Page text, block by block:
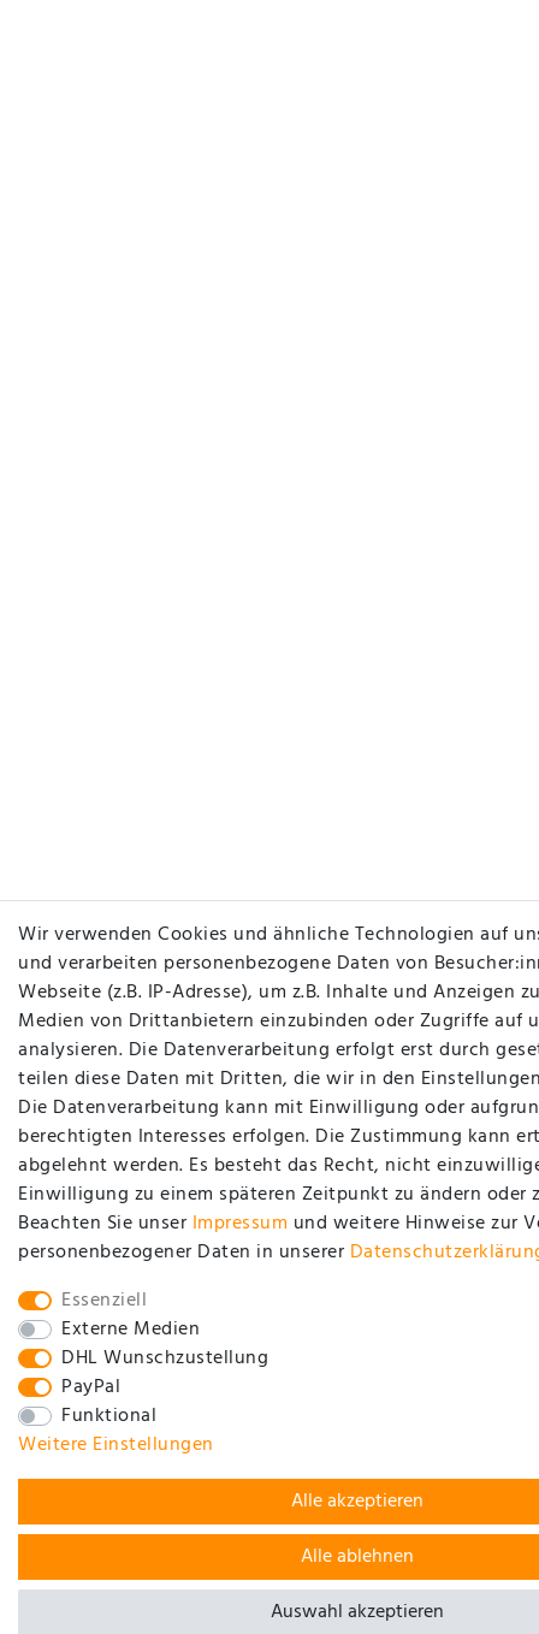
Wir verwenden Cookies und ähnliche Technologien auf
und verarbeiten personenbezogene Daten von
Webseite (z.B. IP-Adresse), um z.B. Inhalte und Anzeigen
Medien von Drittanbietern einzubinden oder Zugriffe auf
analysieren. Die Datenverarbeitung erfolgt erst durch
teilen diese Daten mit Dritten, die wir in den
Die Datenverarbeitung kann mit Einwilligung oder
berechtigten Interesses erfolgen. Die Zustimmung kann
abgelehnt werden. Es besteht das Recht, nicht
Einwilligung zu einem späteren Zeitpunkt zu ändern oder
Beachten Sie unser Impressum und weitere Hinweise zur
personenbezogener Daten in unserer
Essenziell
Externe Medien
DHL Wunschzustellung
PayPal
Funktional
Weitere Einstellungen
Alle akzeptieren
Alle ablehnen
Auswahl akzeptieren